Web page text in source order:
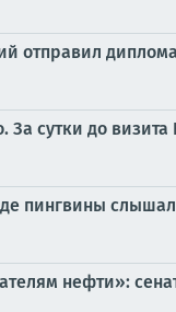
отправил
За сутки до
пингвины
нефти»: